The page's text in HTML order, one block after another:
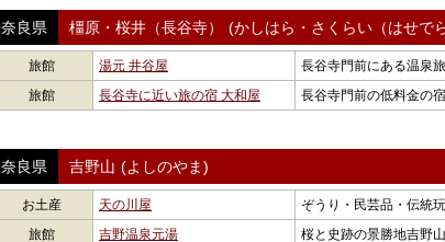
奈良県 橿原・桜井（長谷寺） (かしはら・さくらい（はせで
旅館 湯元 井谷屋
長谷寺門前にある温泉旅
旅館
長谷寺に近い旅の宿 大和屋 長谷寺門前の低料金の宿
奈良県 吉野山 (よしのやま)
お土産 天の川屋
ぞうり・民芸品・伝統
旅館
吉野温泉元湯 桜と史跡の景勝地吉野